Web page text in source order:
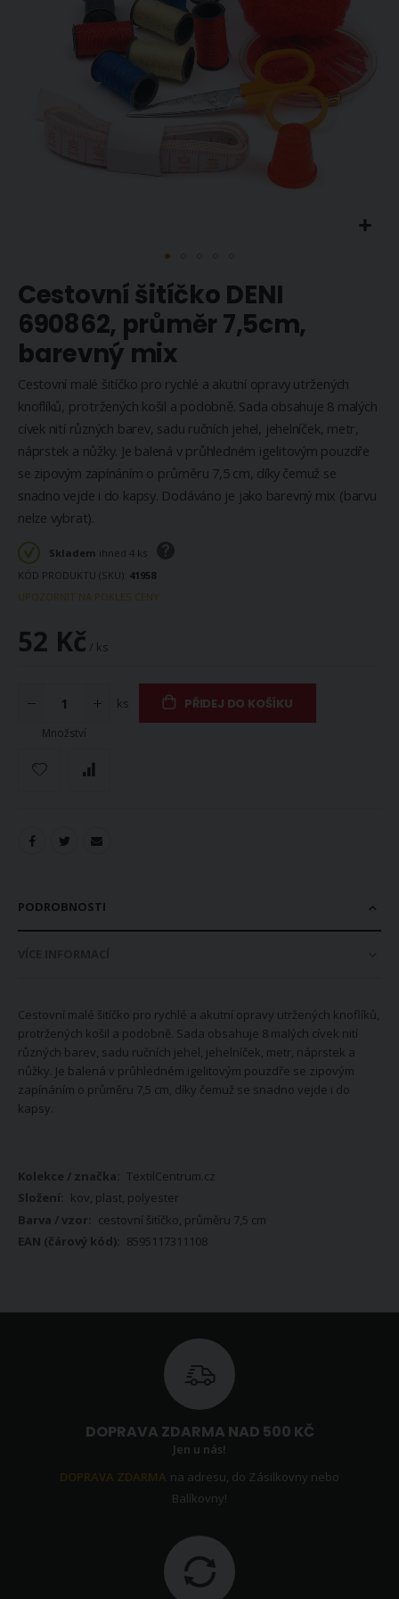
na
začátek
galerie
s
obrázky
Cestovní šitíčko DENI
690862, průměr 7,5cm,
barevný mix
Cestovní malé šitíčko pro rychlé a akutní opravy utržených
knoflíků, protržených košil a podobně. Sada obsahuje 8 malých
cívek nití různých barev, sadu ručních jehel, jehelníček, metr,
náprstek a nůžky. Je balená v průhledném igelitovým pouzdře
se zipovým zapínáním o průměru 7,5 cm, díky čemuž se
snadno vejde i do kapsy. Dodáváno je jako barevný mix (barvu
nelze vybrat).
Skladem ihned 4 ks
KÓD PRODUKTU (SKU) 41958
UPOZORNIT NA POKLES CENY
52 Kč / ks
Množství
ks PŘIDEJ DO KOŠÍKU
PODROBNOSTI
Cestovní malé šitíčko pro rychlé a akutní opravy utržených knoflíků,
protržených košil a podobně. Sada obsahuje 8 malých cívek nití
různých barev, sadu ručních jehel, jehelníček, metr, náprstek a
nůžky. Je balená v průhledném igelitovým pouzdře se zipovým
zapínáním o průměru 7,5 cm, díky čemuž se snadno vejde i do
kapsy.
Více
informací
TextilCentrum.cz
kov, plast, polyester
cestovní šitíčko, průměru 7,5 cm
8595117311108
DOPRAVA ZDARMA NAD 500 KČ
Jen u nás!
DOPRAVA ZDARMA na adresu, do Zásilkovny nebo
Balíkovny!